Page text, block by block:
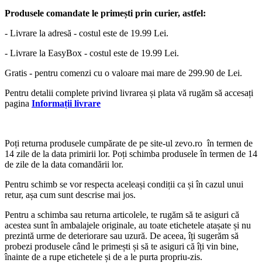
Produsele comandate le primești prin curier, astfel:
- Livrare la adresă - costul este de 19.99 Lei.
- Livrare la EasyBox - costul este de 19.99 Lei.
Gratis - pentru comenzi cu o valoare mai mare de 299.90 de Lei.
Pentru detalii complete privind livrarea și plata vă rugăm să accesați
pagina Informații livrare
Poți returna produsele cumpărate de pe site-ul zevo.ro în termen de
14 zile de la data primirii lor. Poți schimba produsele în termen de 14
de zile de la data comandării lor.
Pentru schimb se vor respecta aceleași condiții ca și în cazul unui
retur, așa cum sunt descrise mai jos.
Pentru a schimba sau returna articolele, te rugăm să te asiguri că
acestea sunt în ambalajele originale, au toate etichetele atașate și nu
prezintă urme de deteriorare sau uzură. De aceea, îți sugerăm să
probezi produsele când le primești și să te asiguri că îți vin bine,
înainte de a rupe etichetele și de a le purta propriu-zis.